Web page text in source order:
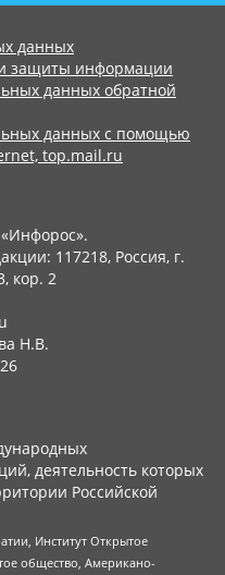
данных
защиты информации
данных обратной
данных с помощью
top.mail.ru
117218, Россия, г.
кор. 2
Н.В.
деятельность которых
Российской
Институт Открытое
общество, Американо-